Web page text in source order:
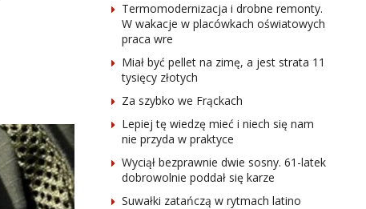
Termomodernizacja i drobne remonty.
W wakacje w placówkach oświatowych
praca wre
Miał być pellet na zimę, a jest strata 11
tysięcy złotych
Za szybko we Frąckach
Lepiej tę wiedzę mieć i niech się nam
nie przyda w praktyce
Wyciął bezprawnie dwie sosny. 61-latek
dobrowolnie poddał się karze
Suwałki zatańczą w rytmach latino